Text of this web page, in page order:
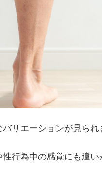
リエーションが見られ
行為中の感覚にも違い